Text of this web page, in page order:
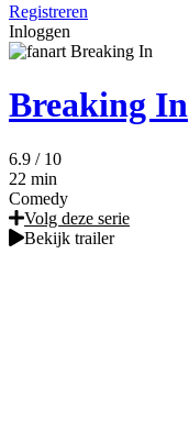
Registreren
Inloggen
Breaking In
6.9 / 10
22 min
Comedy
Volg deze serie
Bekijk trailer